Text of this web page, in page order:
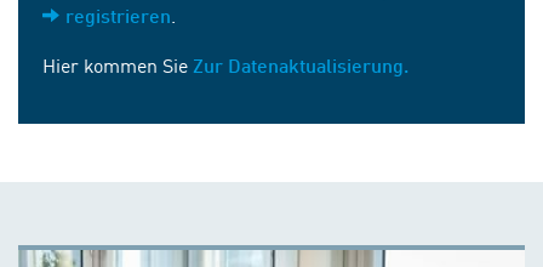
registrieren
Hier kommen Sie Zur Datenaktualisierung.